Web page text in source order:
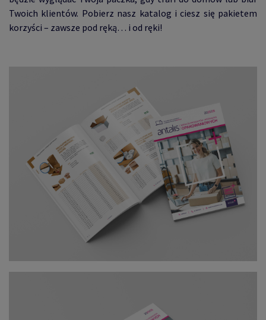
Twoich klientów. Pobierz nasz katalog i ciesz się pakietem
korzyści – zawsze pod ręką… i od ręki!